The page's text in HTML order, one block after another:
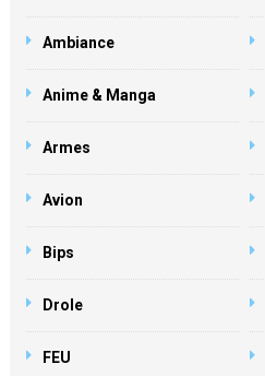
Ambiance
Anime & Manga
Armes
Avion
Bips
Drole
FEU